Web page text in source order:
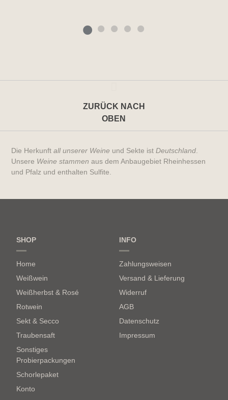
ZURÜCK NACH
OBEN
Die Herkunftall unserer Weine und Sekte istDeutschland
Unsere Weine stammen aus dem Anbaugebiet Rheinhessen
und Pfalz und enthalten Sulfite.
SHOP
Home
Weißwein
Weißherbst & Rosé
Rotwein
Sekt & Secco
Traubensaft
Sonstiges
Probierpackungen
Schorlepaket
Konto
INFO
Zahlungsweisen
Versand & Lieferung
Widerruf
AGB
Datenschutz
Impressum